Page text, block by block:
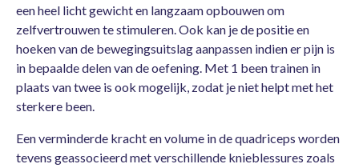
een heel licht gewicht en langzaam opbouwen om
zelfvertrouwen te stimuleren. Ook kan je de positie en
hoeken van de bewegingsuitslag aanpassen indien er pijn is
in bepaalde delen van de oefening. Met 1 been trainen in
plaats van twee is ook mogelijk, zodat je niet helpt met het
sterkere been.
Een verminderde kracht en volume in de quadriceps worden
tevens geassocieerd met verschillende knieblessures zoals